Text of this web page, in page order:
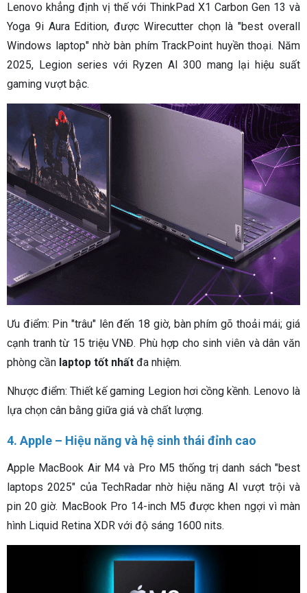
Lenovo khẳng định vị thế với ThinkPad X1 Carbon Gen 13 và
Yoga 9i Aura Edition, được Wirecutter chọn là "best overall
Windows laptop" nhờ bàn phím TrackPoint huyền thoại. Năm
2025, Legion series với Ryzen AI 300 mang lại hiệu suất
gaming vượt bậc.
Ưu điểm: Pin "trâu" lên đến 18 giờ, bàn phím gõ thoải mái; giá
cạnh tranh từ 15 triệu VNĐ. Phù hợp cho sinh viên và dân văn
phòng cần laptop tốt nhất đa nhiệm.
Nhược điểm: Thiết kế gaming Legion hơi cồng kềnh. Lenovo là
lựa chọn cân bằng giữa giá và chất lượng.
4. Apple – Hiệu năng và hệ sinh thái đỉnh cao
Apple MacBook Air M4 và Pro M5 thống trị danh sách "best
laptops 2025" của TechRadar nhờ hiệu năng AI vượt trội và
pin 20 giờ. MacBook Pro 14-inch M5 được khen ngợi vì màn
hình Liquid Retina XDR với độ sáng 1600 nits.